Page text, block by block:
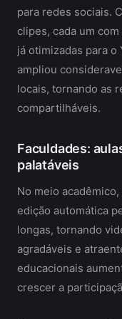
para redes sociais.
clipes, cada um
já otimizadas para o
ampliou
locais, tornando as
compartilháveis.
Faculdades:
palatáveis
No meio
edição automática
longas, tornando
agradáveis e
educacionais
crescer a